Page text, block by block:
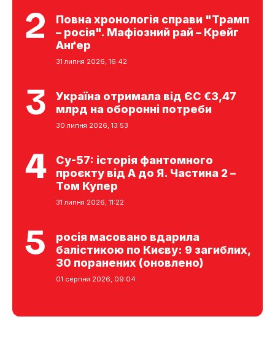
Повна хронологія справи "Трамп
– росія". Мафіозний рай – Крейг
Анґер
31 липня 2026, 16:42
Україна отримала від ЄС €3,47
млрд на оборонні потреби
30 липня 2026, 13:53
Су-57: історія фантомного
проєкту від А до Я. Частина 2 –
Том Купер
31 липня 2026, 11:22
росія масовано вдарила
балістикою по Києву: 9 загиблих,
30 поранених (оновлено)
01 серпня 2026, 09:04